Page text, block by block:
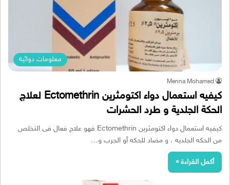
معلومات دوائية
Menna Mohamed
كيفيه استعمال دواء اكتومثرين Ectomethrin لعلاج
الحكة الجلدية و طرد الحشرات
كيفيه استعمال دواء اكتومثرين Ectomethrin فهو علاج فعال فى التخلص
من الحكه الجلديه ، و مضاد للحكه أو الجرب و…
أكمل القراءة »